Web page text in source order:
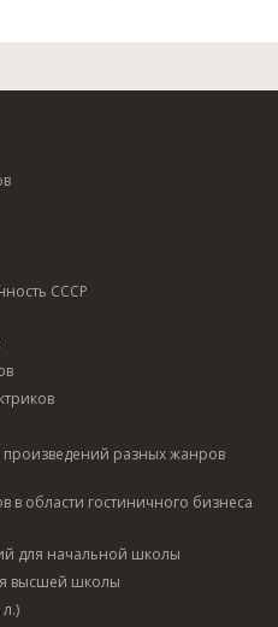
СССР
разных жанров
в области гостиничного бизнеса
для начальной школы
высшей школы